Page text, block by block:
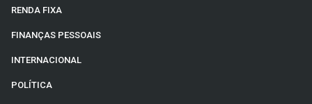
RENDA FIXA
FINANÇAS PESSOAIS
INTERNACIONAL
POLÍTICA